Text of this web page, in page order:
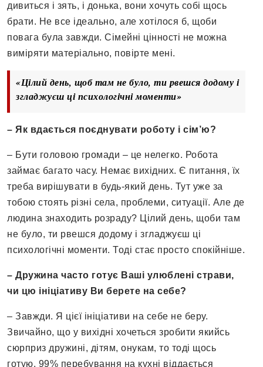
дивиться і зять, і донька, вони хочуть собі щось
брати. Не все ідеально, але хотілося б, щоби
повага була завжди. Сімейні цінності не можна
виміряти матеріально, повірте мені.
«Цілий день, щоб там не було, ти рвешся додому і
згладжуєш ці психологічні моменти»
– Як вдається поєднувати роботу і сім’ю?
– Бути головою громади – це нелегко. Робота
займає багато часу. Немає вихідних. Є питання, їх
треба вирішувати в будь-який день. Тут уже за
тобою стоять різні села, проблеми, ситуації. Але де
людина знаходить розраду? Цілий день, щоби там
не було, ти рвешся додому і згладжуєш ці
психологічні моменти. Тоді стає просто спокійніше.
– Дружина часто готує Ваші улюблені страви,
чи цю ініціативу Ви берете на себе?
– Завжди. Я цієї ініціативи на себе не беру.
Звичайно, що у вихідні хочеться зробити якийсь
сюрприз дружині, дітям, онукам, то тоді щось
готую. 99% перебування на кухні віддається